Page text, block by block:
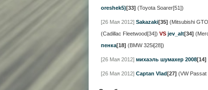
oreshek5)[33] (Toyota Soarer[51])
[26 Мая 2012] Sakazaki[35] (Mitsubishi
(Cadillac Fleetwood[34]) VS jev_alt[34]
пенка[18] (BMW 325i[28])
[26 Мая 2012] михаэль шумахер 2008[14]
[26 Мая 2012] Captan Vlad[27] (VW Passat